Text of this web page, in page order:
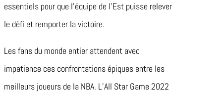
essentiels pour que l’équipe de l’Est puisse relever
le défi et remporter la victoire.
Les fans du monde entier attendent avec
impatience ces confrontations épiques entre les
meilleurs joueurs de la NBA. L’All Star Game 2022